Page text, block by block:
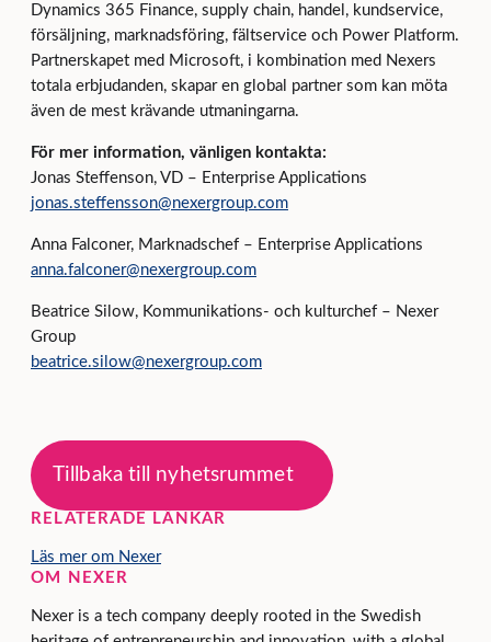
Dynamics 365 Finance, supply chain, handel, kundservice,
försäljning, marknadsföring, fältservice och Power Platform.
Partnerskapet med Microsoft, i kombination med Nexers
totala erbjudanden, skapar en global partner som kan möta
även de mest krävande utmaningarna.
För mer information, vänligen kontakta:
Jonas Steffenson, VD – Enterprise Applications
jonas.steffensson@nexergroup.com
Anna Falconer, Marknadschef – Enterprise Applications
anna.falconer@nexergroup.com
Beatrice Silow, Kommunikations- och kulturchef – Nexer
Group
beatrice.silow@nexergroup.com
Tillbaka till nyhetsrummet
RELATERADE LÄNKAR
Läs mer om Nexer
OM NEXER
Nexer is a tech company deeply rooted in the Swedish